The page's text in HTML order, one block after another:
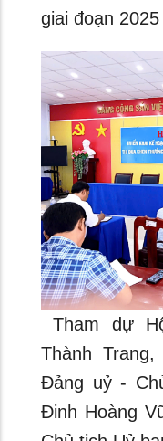
giai đoạn
Tham dự
Thành
Đảng uỷ -
Đinh Hoàng